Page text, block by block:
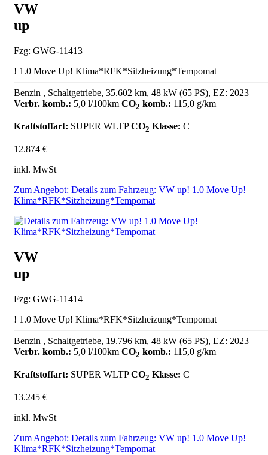
VW
up
Fzg: GWG-11413
! 1.0 Move Up! Klima*RFK*Sitzheizung*Tempomat
Benzin , Schaltgetriebe, 35.602 km, 48 kW (65 PS), EZ: 2023
Verbr. komb.: 5,0 l/100km CO2 komb.: 115,0 g/km
Kraftstoffart: SUPER WLTPCO2 Klasse: C
12.874 €
inkl. MwSt
Zum Angebot: Details zum Fahrzeug: VW up! 1.0 Move Up!
Klima*RFK*Sitzheizung*Tempomat
VW
up
Fzg: GWG-11414
! 1.0 Move Up! Klima*RFK*Sitzheizung*Tempomat
Benzin , Schaltgetriebe, 19.796 km, 48 kW (65 PS), EZ: 2023
Verbr. komb.: 5,0 l/100km CO2 komb.: 115,0 g/km
Kraftstoffart: SUPER WLTPCO2 Klasse: C
13.245 €
inkl. MwSt
Zum Angebot: Details zum Fahrzeug: VW up! 1.0 Move Up!
Klima*RFK*Sitzheizung*Tempomat